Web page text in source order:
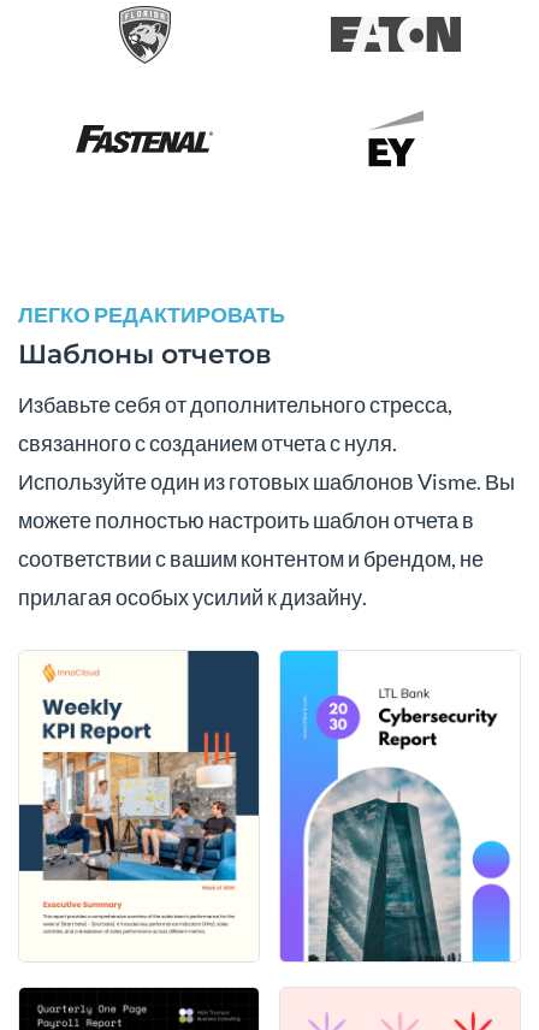
ЛЕГКО РЕДАКТИРОВАТЬ
Шаблоны отчетов
Избавьте себя от дополнительного стресса,
связанного с созданием отчета с нуля.
Используйте один из готовых шаблонов Visme. Вы
можете полностью настроить шаблон отчета в
соответствии с вашим контентом и брендом, не
прилагая особых усилий к дизайну.